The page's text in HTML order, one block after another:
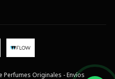
Perfumes Originales - Envíos